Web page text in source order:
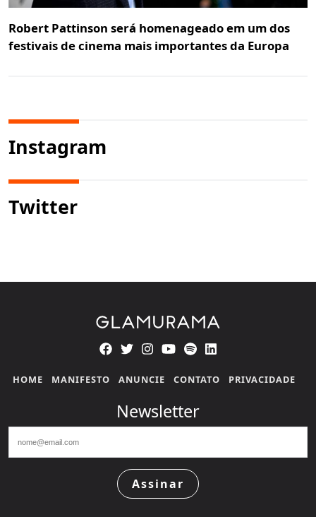
Robert Pattinson será homenageado em um dos
festivais de cinema mais importantes da Europa
Instagram
Twitter
HOME MANIFESTO ANUNCIE CONTATO PRIVACIDADE
Newsletter